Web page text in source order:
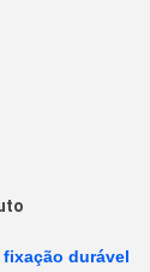
durável